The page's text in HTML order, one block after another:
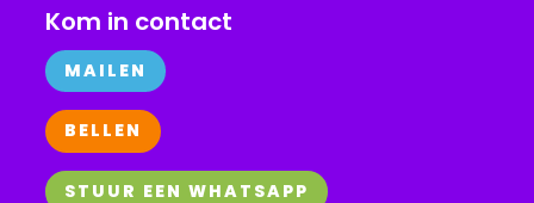
Kom in contact
MAILEN
BELLEN
STUUR EEN WHATSAPP